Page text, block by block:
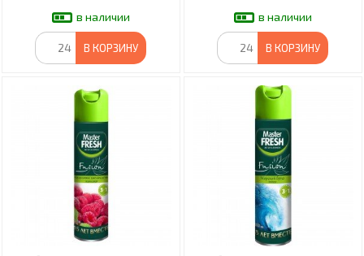
в наличии
В КОРЗИНУ
в наличии
В КОРЗИНУ